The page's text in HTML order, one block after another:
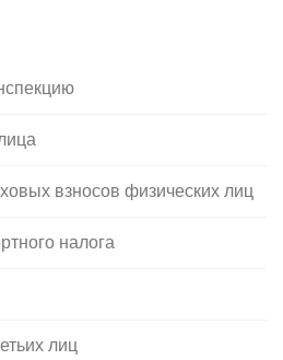
взносов физических лиц
налога
лиц